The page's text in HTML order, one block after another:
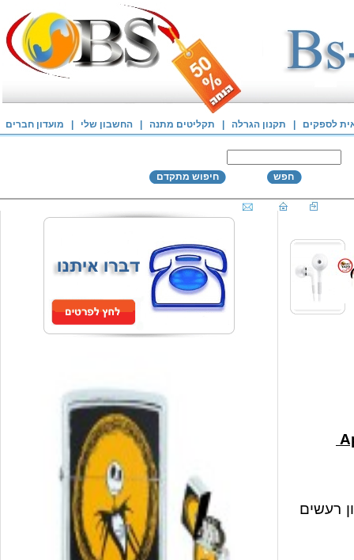
לספקים תקנון הגרלה תקליטים מתנה החשבון שלי מועדון חברים
חפש חיפוש מתקדם
רעשים